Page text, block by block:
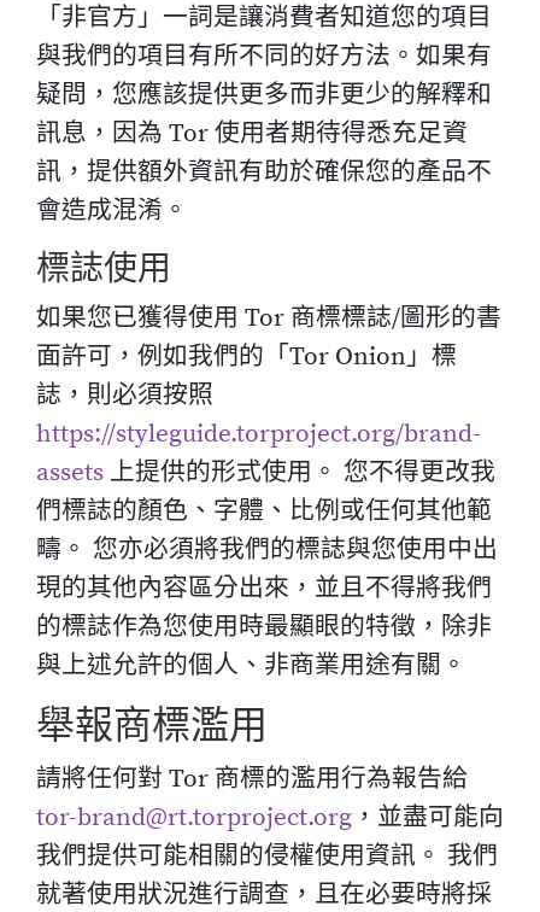
「非官方」一詞是讓消費者知道您的項目
與我們的項目有所不同的好方法。如果有
疑問，您應該提供更多而非更少的解釋和
訊息，因為 Tor 使用者期待得悉充足資
訊，提供額外資訊有助於確保您的產品不
會造成混淆。
標誌使用
如果您已獲得使用 Tor 商標標誌/圖形的書
面許可，例如我們的「Tor Onion」標
誌，則必須按照
https://styleguide.torproject.org/brand-
assets 上提供的形式使用。 您不得更改我
們標誌的顏色、字體、比例或任何其他範
疇。 您亦必須將我們的標誌與您使用中出
現的其他內容區分出來，並且不得將我們
的標誌作為您使用時最顯眼的特徵，除非
與上述允許的個人、非商業用途有關。
舉報商標濫用
請將任何對 Tor 商標的濫用行為報告給
tor-brand@rt.torproject.org ，並盡可能向
我們提供可能相關的侵權使用資訊。 我們
就著使用狀況進行調查，且在必要時將採